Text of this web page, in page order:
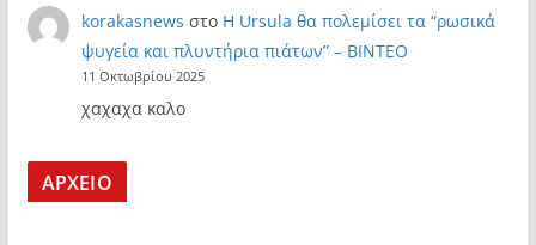
korakasnews στο Η Ursula θα πολεμίσει τα “ρωσικά
ψυγεία και πλυντήρια πιάτων” – ΒΙΝΤΕΟ
11 Οκτωβρίου 2025
χαχαχα καλο
ΑΡΧΕΙΟ